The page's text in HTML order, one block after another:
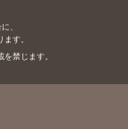
、
す。
禁じます。